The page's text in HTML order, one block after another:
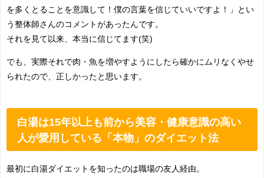
を多くとることを意識して！僕の言葉を信じていいですよ！」とい
う整体師さんのコメントがあったんです。
それを見て以来、本当に信じてます(笑)
でも、実際それで肉・魚を増やすようにしたら確かにムリなくやせ
られたので、正しかったと思います。
白湯は15年以上も前から美容・健康意識の高い
人が愛用している「本物」のダイエット法
最初に白湯ダイエットを知ったのは職場の友人経由。